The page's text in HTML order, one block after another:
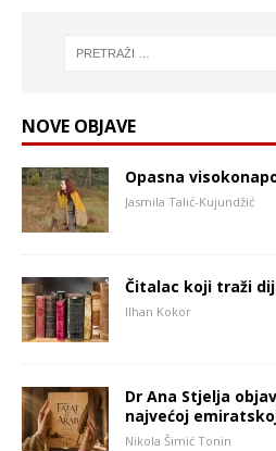
NOVE OBJAVE
Opasna
Jasmila Talić-Kujundžić
Čitalac koji traži
Ilhan Kokor
Dr Ana Stjelja
najvećoj
Nikola Šimić Tonin